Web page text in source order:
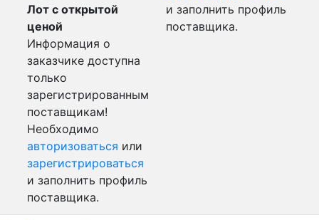
Лот с открытой
ценой
Информация о
заказчике доступна
только
зарегистрированным
поставщикам!
Необходимо
авторизоваться или
зарегистрироваться
и заполнить профиль
поставщика.
и заполнить профиль
поставщика.